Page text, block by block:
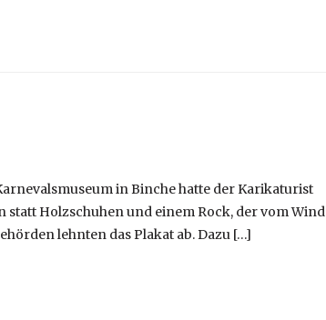
in Binche hatte der Karikaturist
Holzschuhen und einem Rock, der vom Wind
lehnten das Plakat ab. Dazu […]